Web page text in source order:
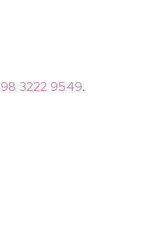
98 3222 9549.